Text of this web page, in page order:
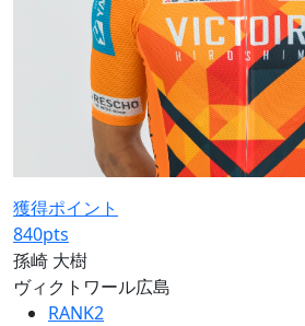
獲得ポイント
840pts
孫崎 大樹
ヴィクトワール広島
RANK2